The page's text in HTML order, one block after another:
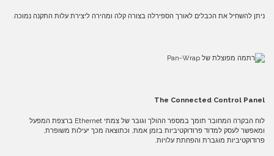
ניתן להשחיל את הכבלים לאורך הספירלה בצורה קלה ומהירה ליצירת עלות התקנה נמוכה.
The Connected Control Panel
לוח הבקרה המחובר תומך במספר ההולך וגובר של צמתי Ethernet ברצפת המפעל
ומאפשר לעסק למדוד פרודוקטיביות בזמן אמת, וכתוצאה מכך יעילות משופרת,
פרודוקטיביות מוגברת והפחתת עלויות.